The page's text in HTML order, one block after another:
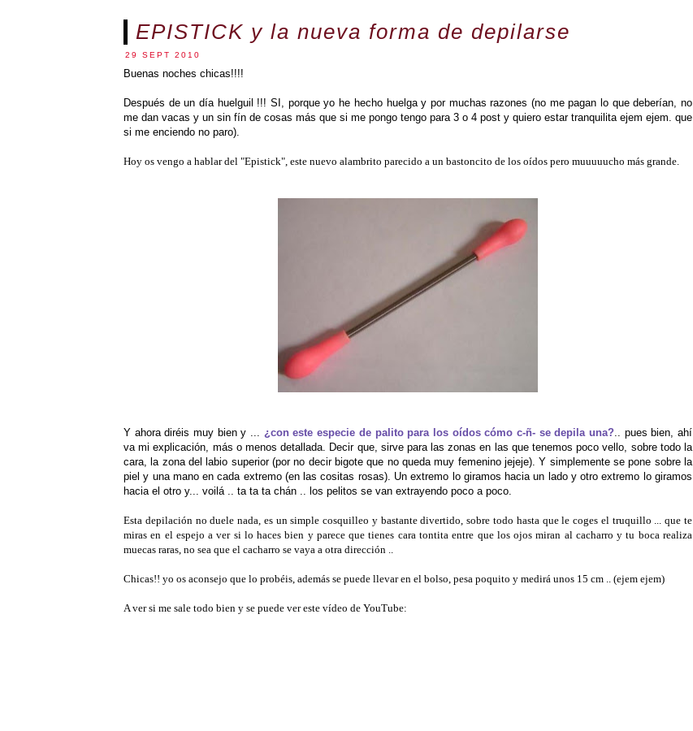
EPISTICK y la nueva forma de depilarse
29 SEPT 2010
Buenas noches chicas!!!!
Después de un día huelguil !!! SI, porque yo he hecho huelga y por muchas razones (no me pagan lo que deberían, no
me dan vacas y un sin fín de cosas más que si me pongo tengo para 3 o 4 post y quiero estar tranquilita ejem ejem. que
si me enciendo no paro).
Hoy os vengo a hablar del "Epistick", este nuevo alambrito parecido a un bastoncito de los oídos pero muuuuucho más grande.
Y ahora diréis muy bien y ... ¿con este especie de palito para los oídos cómo c-ñ- se depila una?.. pues bien, ahí
va mi explicación, más o menos detallada. Decir que, sirve para las zonas en las que tenemos poco vello, sobre todo la
cara, la zona del labio superior (por no decir bigote que no queda muy femenino jejeje). Y simplemente se pone sobre la
piel y una mano en cada extremo (en las cositas rosas). Un extremo lo giramos hacia un lado y otro extremo lo giramos
hacia el otro y... voilá .. ta ta ta chán .. los pelitos se van extrayendo poco a poco.
Esta depilación no duele nada, es un simple cosquilleo y bastante divertido, sobre todo hasta que le coges el truquillo ... que te
miras en el espejo a ver si lo haces bien y parece que tienes cara tontita entre que los ojos miran al cacharro y tu boca realiza
muecas raras, no sea que el cacharro se vaya a otra dirección ..
Chicas!! yo os aconsejo que lo probéis, además se puede llevar en el bolso, pesa poquito y medirá unos 15 cm .. (ejem ejem)
A ver si me sale todo bien y se puede ver este vídeo de YouTube: